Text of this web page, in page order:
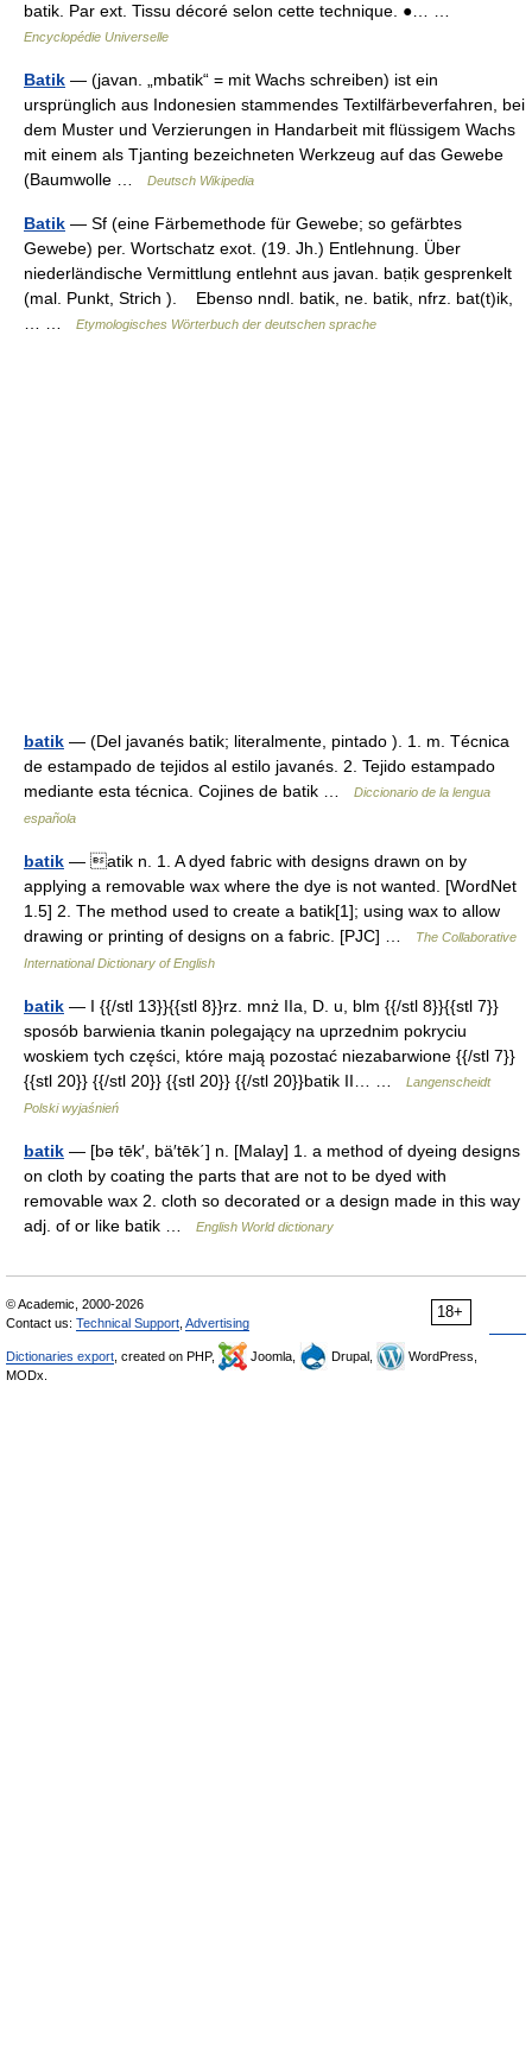
batik. Par ext. Tissu décoré selon cette technique. ●… …
Encyclopédie Universelle
Batik — (javan. „mbatik“ = mit Wachs schreiben) ist ein
ursprünglich aus Indonesien stammendes Textilfärbeverfahren, bei
dem Muster und Verzierungen in Handarbeit mit flüssigem Wachs
mit einem als Tjanting bezeichneten Werkzeug auf das Gewebe
(Baumwolle …
Deutsch Wikipedia
Batik — Sf (eine Färbemethode für Gewebe; so gefärbtes
Gewebe) per. Wortschatz exot. (19. Jh.) Entlehnung. Über
niederländische Vermittlung entlehnt aus javan. baṭik gesprenkelt
(mal. Punkt, Strich ). Ebenso nndl. batik, ne. batik, nfrz. bat(t)ik,
Etymologisches Wörterbuch der deutschen sprache
batik — (Del javanés batik; literalmente, pintado ). 1. m. Técnica
de estampado de tejidos al estilo javanés. 2. Tejido estampado
mediante esta técnica. Cojines de batik …
Diccionario de la lengua
española
batik — atik n. 1. A dyed fabric with designs drawn on by
applying a removable wax where the dye is not wanted. [WordNet
1.5] 2. The method used to create a batik[1]; using wax to allow
drawing or printing of designs on a fabric. [PJC] …
The Collaborative
International Dictionary of English
batik — I {{/stl 13}}{{stl 8}}rz. mnż IIa, D. u, blm {{/stl 8}}{{stl 7}}
sposób barwienia tkanin polegający na uprzednim pokryciu
woskiem tych części, które mają pozostać niezabarwione {{/stl 7}}
{{stl 20}} {{/stl 20}} {{stl 20}} {{/stl 20}}batik II… …
Langenscheidt
Polski wyjaśnień
batik — [bə tēk′, bä′tēk΄] n. [Malay] 1. a method of dyeing designs
on cloth by coating the parts that are not to be dyed with
removable wax 2. cloth so decorated or a design made in this way
adj. of or like batik …
English World dictionary
18+
© Academic, 2000-2026
Contact us: Technical Support Advertising
Dictionaries export , created on PHP, Joomla, Drupal,
WordPress,
MODx.